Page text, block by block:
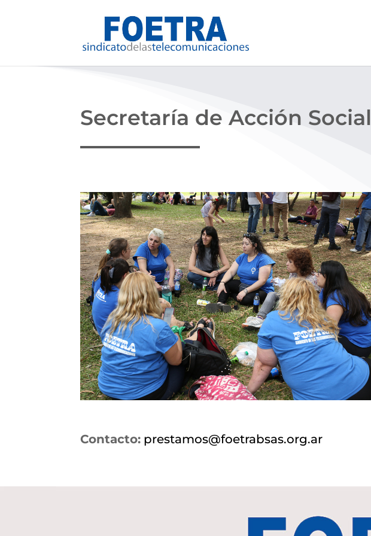
Secretaría de Acción Social
Contacto: prestamos@foetrabsas.org.ar